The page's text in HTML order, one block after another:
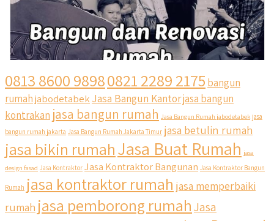
0813 8600 98980821 2289 2175 bangun
rumahjabodetabek Jasa Bangun Kantorjasa bangun
kontrakan jasa bangun rumah Jasa Bangun Rumah jabodetabek jasa
bangun rumah jakarta Jasa Bangun Rumah Jakarta Timur jasa betulin rumah
jasa bikin rumahJasa Buat Rumah jasa
design fasad Jasa Kontraktor Jasa Kontraktor Bangunan Jasa Kontraktor Bangun
Rumah jasa kontraktor rumah jasa memperbaiki
rumah jasa pemborong rumahJasa